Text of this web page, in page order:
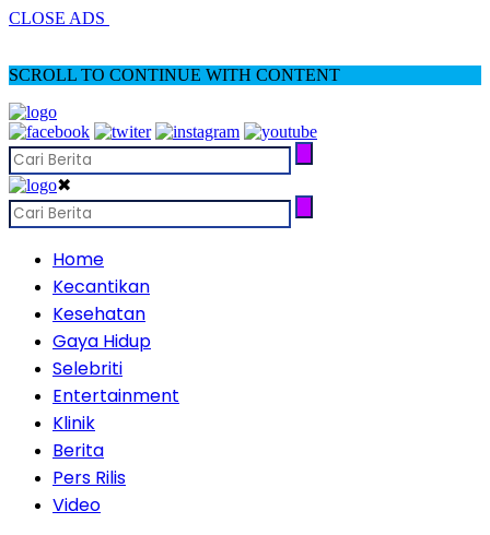
CLOSE ADS
SCROLL TO CONTINUE WITH CONTENT
✖
Home
Kecantikan
Kesehatan
Gaya Hidup
Selebriti
Entertainment
Klinik
Berita
Pers Rilis
Video